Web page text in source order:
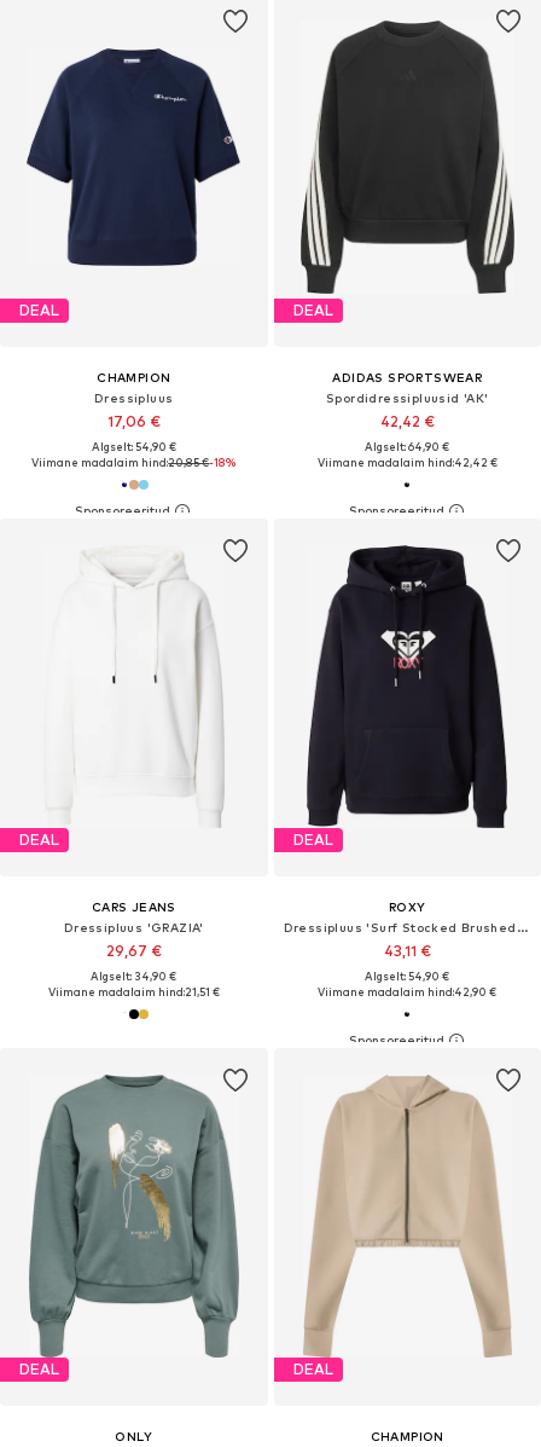
DEAL
CHAMPION
Dressipluus
17,06 €
Algselt: 54,90 €
Viimane madalaim hind:20,85 €-18%
DEAL
ADIDAS SPORTSWEAR
Spordidressipluusid 'AK'
42,42 €
Algselt: 64,90 €
Viimane madalaim hind:42,42 €
DEAL
CARS JEANS
Dressipluus 'GRAZIA'
29,67 €
Algselt: 34,90 €
Viimane madalaim hind:21,51 €
DEAL
ROXY
Dressipluus 'Surf Stocked Brushed Art'
43,11 €
Algselt: 54,90 €
Viimane madalaim hind:42,90 €
DEAL
ONLY
DEAL
CHAMPION